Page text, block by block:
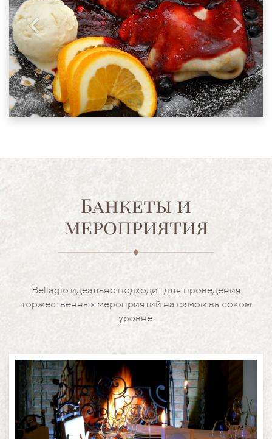
Банкеты и
мероприятия
Bellagio идеально подходит для проведения
торжественных мероприятий на самом высоком
уровне.